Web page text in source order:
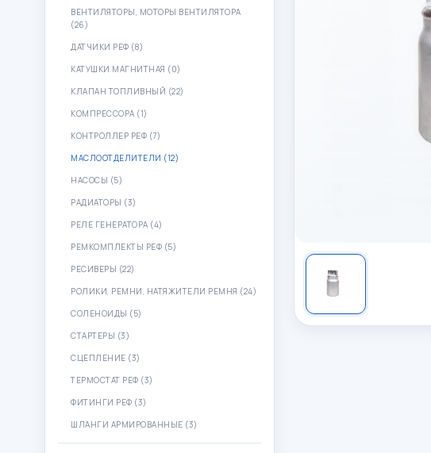
ВЕНТИЛЯТОРЫ, МОТОРЫ ВЕНТИЛЯТОРА
(26)
ДАТЧИКИ РЕФ (8)
КАТУШКИ МАГНИТНАЯ (0)
КЛАПАН ТОПЛИВНЫЙ (22)
КОМПРЕССОРА (1)
КОНТРОЛЛЕР РЕФ (7)
МАСЛООТДЕЛИТЕЛИ (12)
НАСОСЫ (5)
РАДИАТОРЫ (3)
РЕЛЕ ГЕНЕРАТОРА (4)
РЕМКОМПЛЕКТЫ РЕФ (5)
РЕСИВЕРЫ (22)
РОЛИКИ, РЕМНИ, НАТЯЖИТЕЛИ РЕМНЯ (24)
СОЛЕНОИДЫ (5)
СТАРТЕРЫ (3)
СЦЕПЛЕНИЕ (3)
ТЕРМОСТАТ РЕФ (3)
ФИТИНГИ РЕФ (3)
ШЛАНГИ АРМИРОВАННЫЕ (3)